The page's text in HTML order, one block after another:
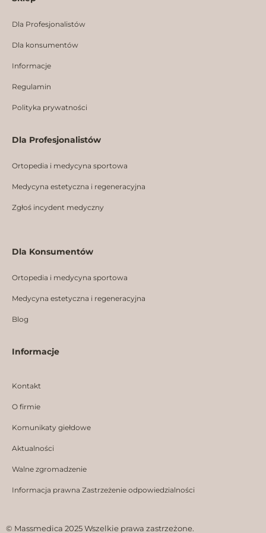
Dla Profesjonalistów
Dla konsumentów
Informacje
Regulamin
Polityka prywatności
Dla Profesjonalistów
Ortopedia i medycyna sportowa
Medycyna estetyczna i regeneracyjna
Zgłoś incydent medyczny
Dla Konsumentów
Ortopedia i medycyna sportowa
Medycyna estetyczna i regeneracyjna
Blog
Informacje
Kontakt
O firmie
Komunikaty giełdowe
Aktualności
Walne zgromadzenie
Informacja prawna Zastrzeżenie odpowiedzialności
© Massmedica 2025 Wszelkie prawa zastrzeżone.